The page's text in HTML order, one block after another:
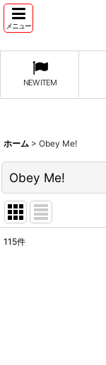
メニュー
NEW ITEM
ホーム > Obey Me!
Obey Me!
115件